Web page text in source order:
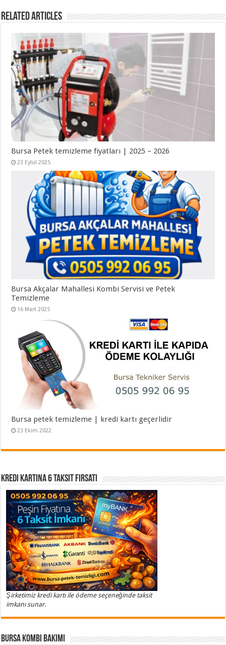
Related Articles
Bursa Petek temizleme fiyatları | 2025 – 2026
23 Eylül 2025
Bursa Akçalar Mahallesi Kombi Servisi ve Petek
Temizleme
16 Mart 2025
Bursa petek temizleme | kredi kartı geçerlidir
23 Ekim 2022
Kredi Kartına 6 Taksit Fırsatı
Şirketimiz kredi kartı ile ödeme seçeneğinde taksit
imkanı sunar.
Bursa Kombi Bakımı